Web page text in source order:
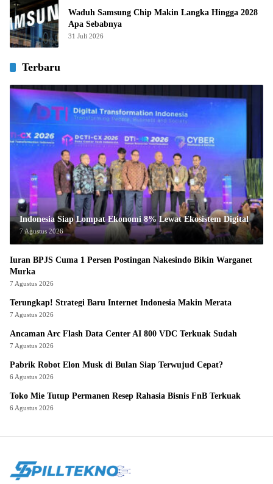
Waduh Samsung Chip Makin Langka Hingga 2028
Apa Sebabnya
31 Juli 2026
Terbaru
Indonesia Siap Lompat Ekonomi 8% Lewat Ekosistem Digital
7 Agustus 2026
Iuran BPJS Cuma 1 Persen Postingan Nakesindo Bikin Warganet
Murka
7 Agustus 2026
Terungkap! Strategi Baru Internet Indonesia Makin Merata
7 Agustus 2026
Ancaman Arc Flash Data Center AI 800 VDC Terkuak Sudah
7 Agustus 2026
Pabrik Robot Elon Musk di Bulan Siap Terwujud Cepat?
6 Agustus 2026
Toko Mie Tutup Permanen Resep Rahasia Bisnis FnB Terkuak
6 Agustus 2026